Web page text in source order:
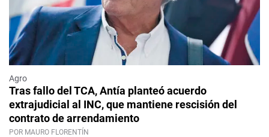
Agro
Tras fallo del TCA, Antía planteó acuerdo
extrajudicial al INC, que mantiene rescisión del
contrato de arrendamiento
POR MAURO FLORENTÍN